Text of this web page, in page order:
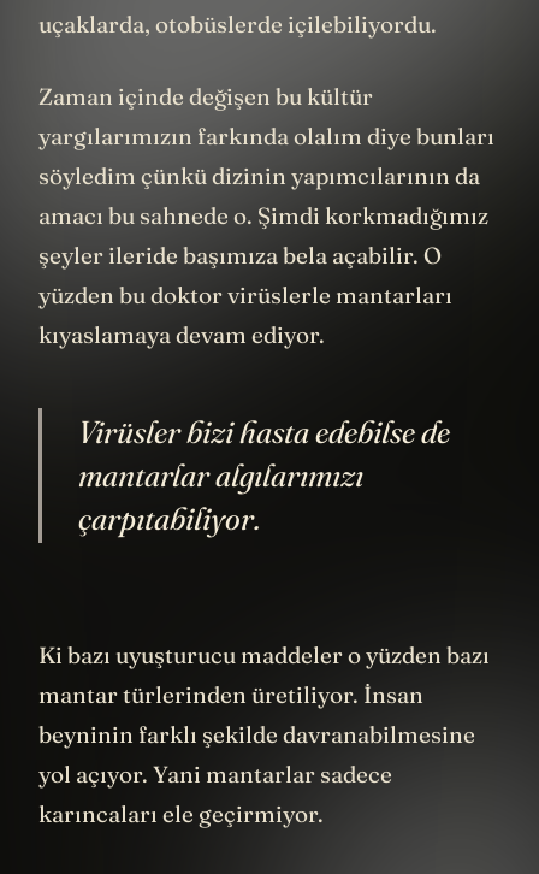
pek düşünülmüyordu. Kapalı yerlerde,
Zaman içinde değişen bu kültür
yargılarımızın farkında olalım diye bunları
söyledim çünkü dizinin yapımcılarının da
amacı bu sahnede o. Şimdi korkmadığımız
şeyler ileride başımıza bela açabilir. O
yüzden bu doktor virüslerle mantarları
Virüsler bizi hasta edebilse de
mantarlar algılarımızı
Ki bazı uyuşturucu maddeler o yüzden bazı
mantar türlerinden üretiliyor. İnsan
beyninin farklı şekilde davranabilmesine
yol açıyor. Yani mantarlar sadece